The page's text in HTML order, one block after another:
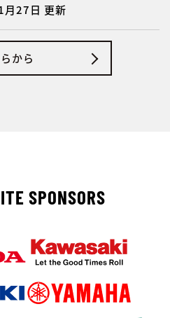
27日 更新
から
SPONSORS